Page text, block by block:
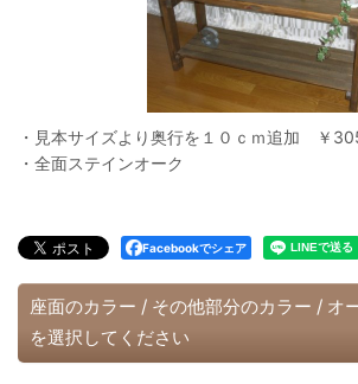
・見本サイズより奥行を１０ｃｍ追加 ￥
・全面ステインオーク
Facebookでシェア
座面のカラー / その他部分のカラー / オ
を選択してください